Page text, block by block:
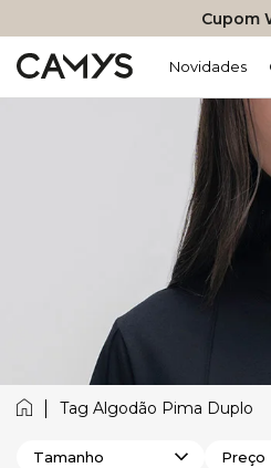
Cupom
Novidades
Tag Algodão Pima Duplo
Tamanho Preço